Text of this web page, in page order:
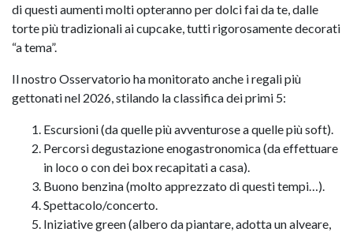
di questi aumenti molti opteranno per dolci fai da te, dalle
torte più tradizionali ai cupcake, tutti rigorosamente decorati
“a tema”.
Il nostro Osservatorio ha monitorato anche i regali più
gettonati nel 2026, stilando la classifica dei primi 5:
Escursioni (da quelle più avventurose a quelle più soft).
Percorsi degustazione enogastronomica (da effettuare
in loco o con dei box recapitati a casa).
Buono benzina (molto apprezzato di questi tempi…).
Spettacolo/concerto.
Iniziative green (albero da piantare, adotta un alveare,